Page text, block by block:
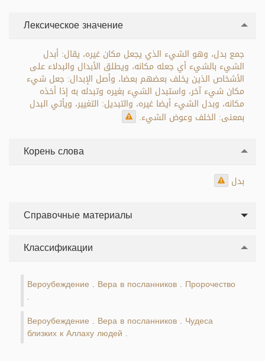
Лексическое значение
جمع بدل، وهو الشيء الذي يجعل مكان غيره، يقال: أبدل
الشيء بالشيء أي جعله مكانه، ويطلق الأبدال والبدلاء على
الأشخاص الذين يخلف بعضهم بعضا، وأصل الإبدال: جعل شيء
مكان شيء آخر، واستبدل الشيء بغيره وتبدله به إذا أخذه
مكانه، وبدل الشيء أيضا غيره، والتبديل: التغيير، ويأتي البدل
بمعنى: الخلف وعوض الشيء.
Корень слова
بدل
Справочные материалы
Классификации
Вероубеждение Вера в посланников Пророчество
Вероубеждение Вера в посланников Чудеса
близких к Аллаху людей